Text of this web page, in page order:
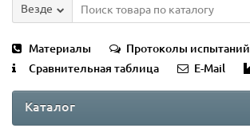
Везде
Материалы
Протоколы испытаний
Сравнительная таблица
E-Mail
Каталог